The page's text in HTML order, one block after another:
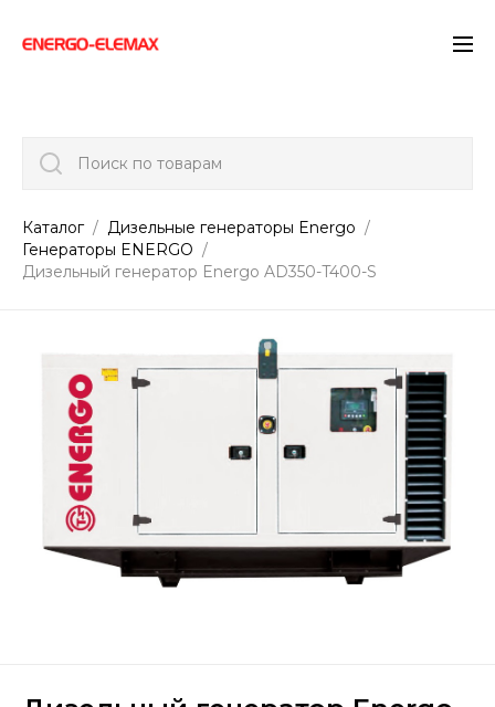
Поиск по товарам
Каталог
Дизельные генераторы Energo
Генераторы ENERGO
Дизельный генератор Energo AD350-T400-S